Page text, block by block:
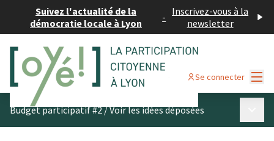
Suivez l'actualité de la
démocratie locale à Lyon
- Inscrivez-vous à la
newsletter
Se connecter
Budget participatif #2/Voir les idées déposées